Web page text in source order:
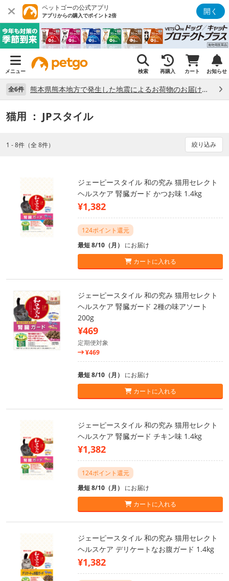
ペットゴーの公式アプリ
アプリからの購入でポイント2倍 開く
メニュー 検索 再購入 カート お知らせ
全6件 熊本県熊本地方で発生した地震によるお荷物のお届け状況について （7/28）
猫用 ： JPスタイル
1 - 8件（全 8件） 絞り込み
ジェーピースタイル 和の究み 猫用セレクト
ヘルスケア 腎臓ガード かつお味 1.4kg
¥1,382
124ポイント還元
最短 8/10（月） にお届け
カートに入れる
ジェーピースタイル 和の究み 猫用セレクト
ヘルスケア 腎臓ガード 2種の味アソート
200g
¥469
定期便対象
¥469
最短 8/10（月） にお届け
カートに入れる
ジェーピースタイル 和の究み 猫用セレクト
ヘルスケア 腎臓ガード チキン味 1.4kg
¥1,382
124ポイント還元
最短 8/10（月） にお届け
カートに入れる
ジェーピースタイル 和の究み 猫用セレクト
ヘルスケア デリケートなお腹ガード 1.4kg
¥1,382